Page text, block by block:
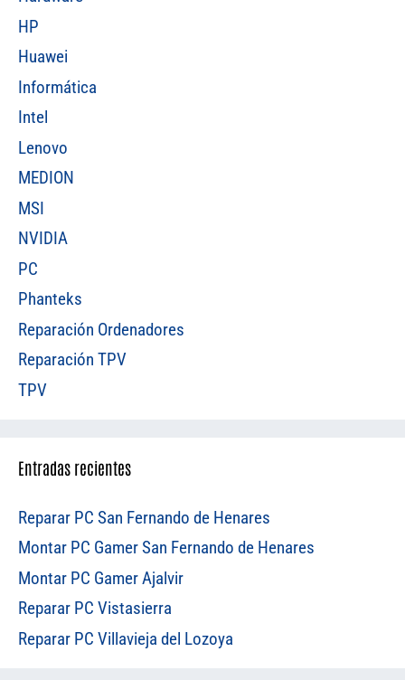
HP
Huawei
Informática
Intel
Lenovo
MEDION
MSI
NVIDIA
PC
Phanteks
Reparación Ordenadores
Reparación TPV
TPV
Entradas recientes
Reparar PC San Fernando de Henares
Montar PC Gamer San Fernando de Henares
Montar PC Gamer Ajalvir
Reparar PC Vistasierra
Reparar PC Villavieja del Lozoya